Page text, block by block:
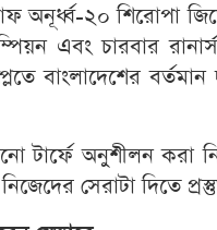
২০ শিরোপা
এবং চারবার
বাংলাদেশের
টার্ফে অনুশীলন করা
সেরাটা দিতে